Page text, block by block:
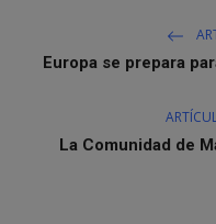
Europa se prepara
La Comunidad de